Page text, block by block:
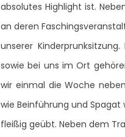
absolutes Highlight ist.
an deren
unserer
sowie bei uns im Ort
wir einmal die Woche
wie Beinführung und Spagat
fleißig geübt. Neben dem